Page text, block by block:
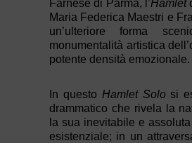
Farnese di Parma, l’Hamlet
Maria Federica Maestri e
un’ulteriore forma
monumentalità artistica
potente densità emozionale.
In questo Hamlet Solo si
drammatico che rivela la
la sua inevitabile e
esistenziale; in un